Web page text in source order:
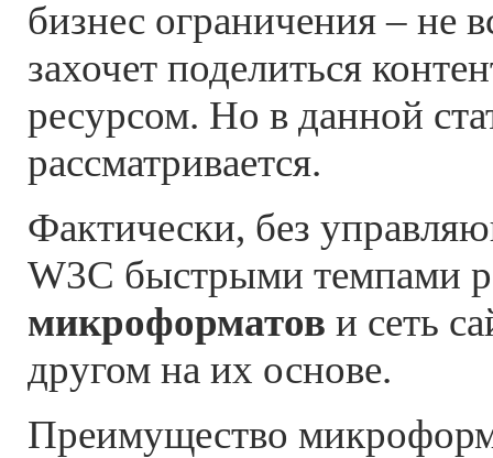
бизнес ограничения – не
захочет поделиться
ресурсом. Но в данной
рассматривается.
Фактически, без
W3C быстрыми темпами
микроформатов и сеть
другом на их основе.
Преимущество